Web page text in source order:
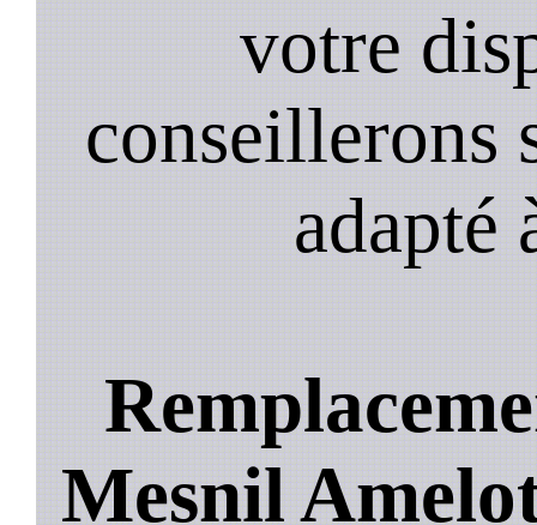
votre
conseillerons
adapté
Mesnil